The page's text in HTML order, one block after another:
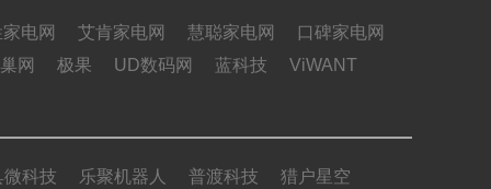
电网 艾肯家电网 慧聪家电网
口碑家电网
网
极果 UD数码网 蓝科技 ViWANT
微科技 乐聚机器人 普渡科技 猎户星空